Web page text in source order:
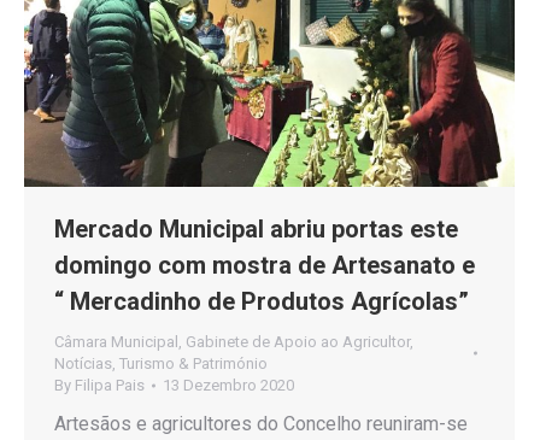
Mercado Municipal abriu portas este
domingo com mostra de Artesanato e
“ Mercadinho de Produtos Agrícolas”
Câmara Municipal Gabinete de Apoio ao Agricultor,
Notícias Turismo & Património
By Filipa Pais 13 Dezembro 2020
Artesãos e agricultores do Concelho reuniram-se